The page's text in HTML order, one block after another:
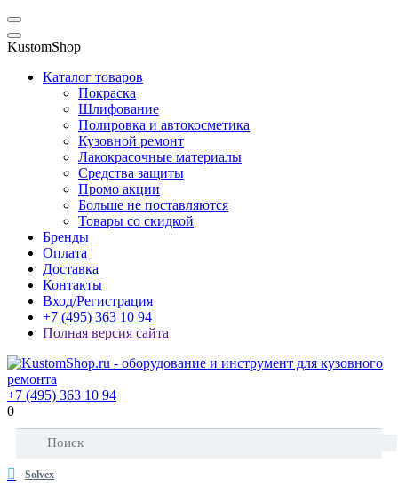
KustomShop
Каталог товаров
Покраска
Шлифование
Полировка и автокосметика
Кузовной ремонт
Лакокрасочные материалы
Средства защиты
Промо акции
Больше не поставляются
Товары со скидкой
Бренды
Оплата
Доставка
Контакты
Вход/Регистрация
+7 (495) 363 10 94
Полная версия сайта
+7 (495) 363 10 94
0
Solvex